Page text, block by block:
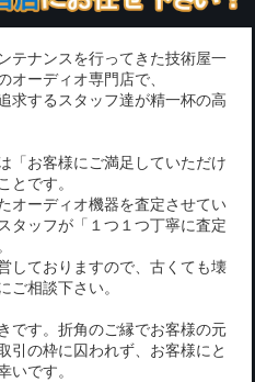
テナンスを行ってきた技術屋一
オーディオ専門店で、
求するスタッフ達が精一杯の高
「お客様にご満足していただけ
とです。
オーディオ機器を査定させてい
タッフが「１つ１つ丁寧に査定
しておりますので、古くても壊
ご相談下さい。
です。折角のご縁でお客様の元
引の枠に囚われず、お客様にと
いです。